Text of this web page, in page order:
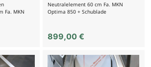
Fa. MKN
Neutralelement 60 cm Fa. MKN
Optima 850 + Schublade
899,00€